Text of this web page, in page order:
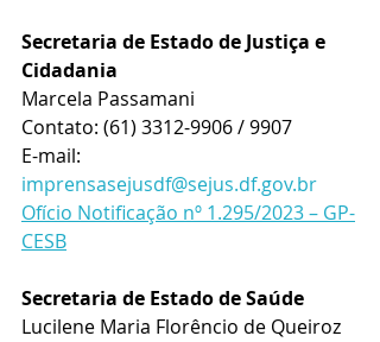
Secretaria de Estado de Justiça e
Cidadania
Marcela Passamani
Contato: (61) 3312-9906 / 9907
E-mail:
imprensasejusdf@sejus.df.gov.br
Ofício Notificação nº 1.295/2023 – GP-
CESB
Secretaria de Estado de Saúde
Lucilene Maria Florêncio de Queiroz